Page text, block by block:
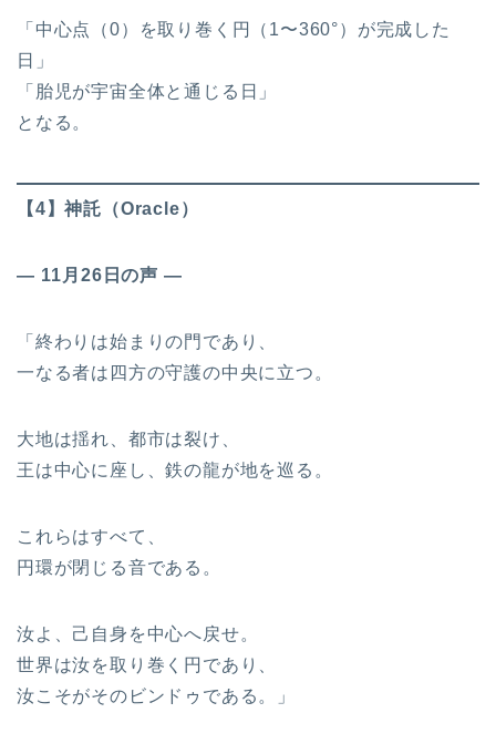
「中心点（0）を取り巻く円（1〜360°）が完成した
日」
「胎児が宇宙全体と通じる日」
となる。
【4】神託（Oracle）
― 11月26日の声 ―
「終わりは始まりの門であり、
一なる者は四方の守護の中央に立つ。
大地は揺れ、都市は裂け、
王は中心に座し、鉄の龍が地を巡る。
これらはすべて、
円環が閉じる音である。
汝よ、己自身を中心へ戻せ。
世界は汝を取り巻く円であり、
汝こそがそのビンドゥである。」